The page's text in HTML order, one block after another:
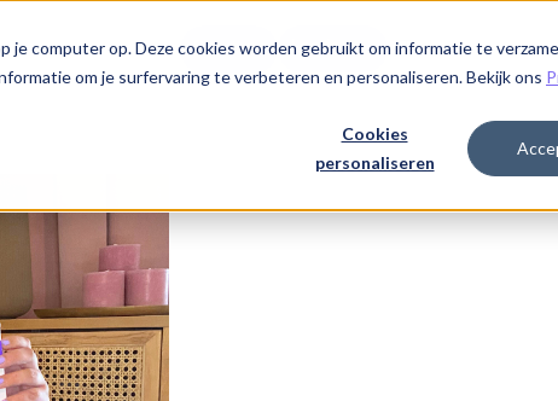
je computer op. Deze cookies worden gebruikt om informatie te
om je surfervaring te verbeteren en personaliseren. Bekijk ons
Cookies
personaliseren
Start nu Log in Taal